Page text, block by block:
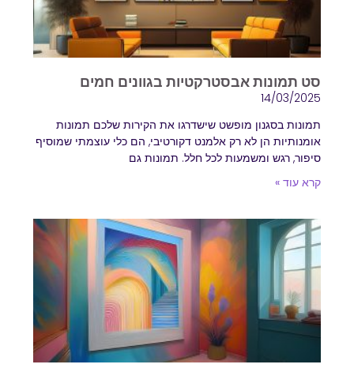
סט תמונות אבסטרקטיות בגוונים חמים
14/03/2025
תמונות בסגנון מופשט שישדרגו את הקירות שלכם תמונות
אומנותיות הן לא רק אלמנט דקורטיבי, הם כלי עוצמתי שמוסיף
סיפור, רגש ומשמעות לכל חלל. תמונות גם
קרא עוד »